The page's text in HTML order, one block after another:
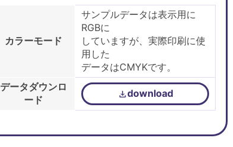
カラーモード
サンプルデータは表示用に
RGBに
していますが、実際印刷に使
用した
データはCMYKです。
データダウンロ
ード